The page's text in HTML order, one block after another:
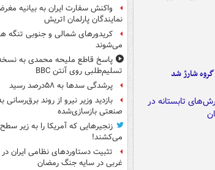
واکنش سفارت ایران به بیانیه
نمایندگان پارلمان اتریش
کریدورهای شمالی و جنوبی تنگه
می‌شوند
پاسخ قاطع ملیحه محمدی به
تسلیم‌طلبی روی آنتن BBC
پرشدگی سدها به ۵۸درصد رسید
بازدید وزیر نیرو از روند
صنعتی بازسازی‌شده
زنجیرهایی که آمریکا را به زیر
می‌کشند!
تثبیت دستاوردهای نظامی ایران
غربی در سایه جنگ رمضان